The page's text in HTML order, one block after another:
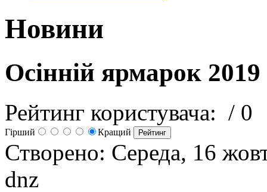
Новини
Осінній ярмарок 2019
Рейтинг користувача: / 0
Гірший Кращий
Створено: Середа, 16
dnz